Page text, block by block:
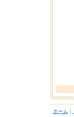
ホーム ｜